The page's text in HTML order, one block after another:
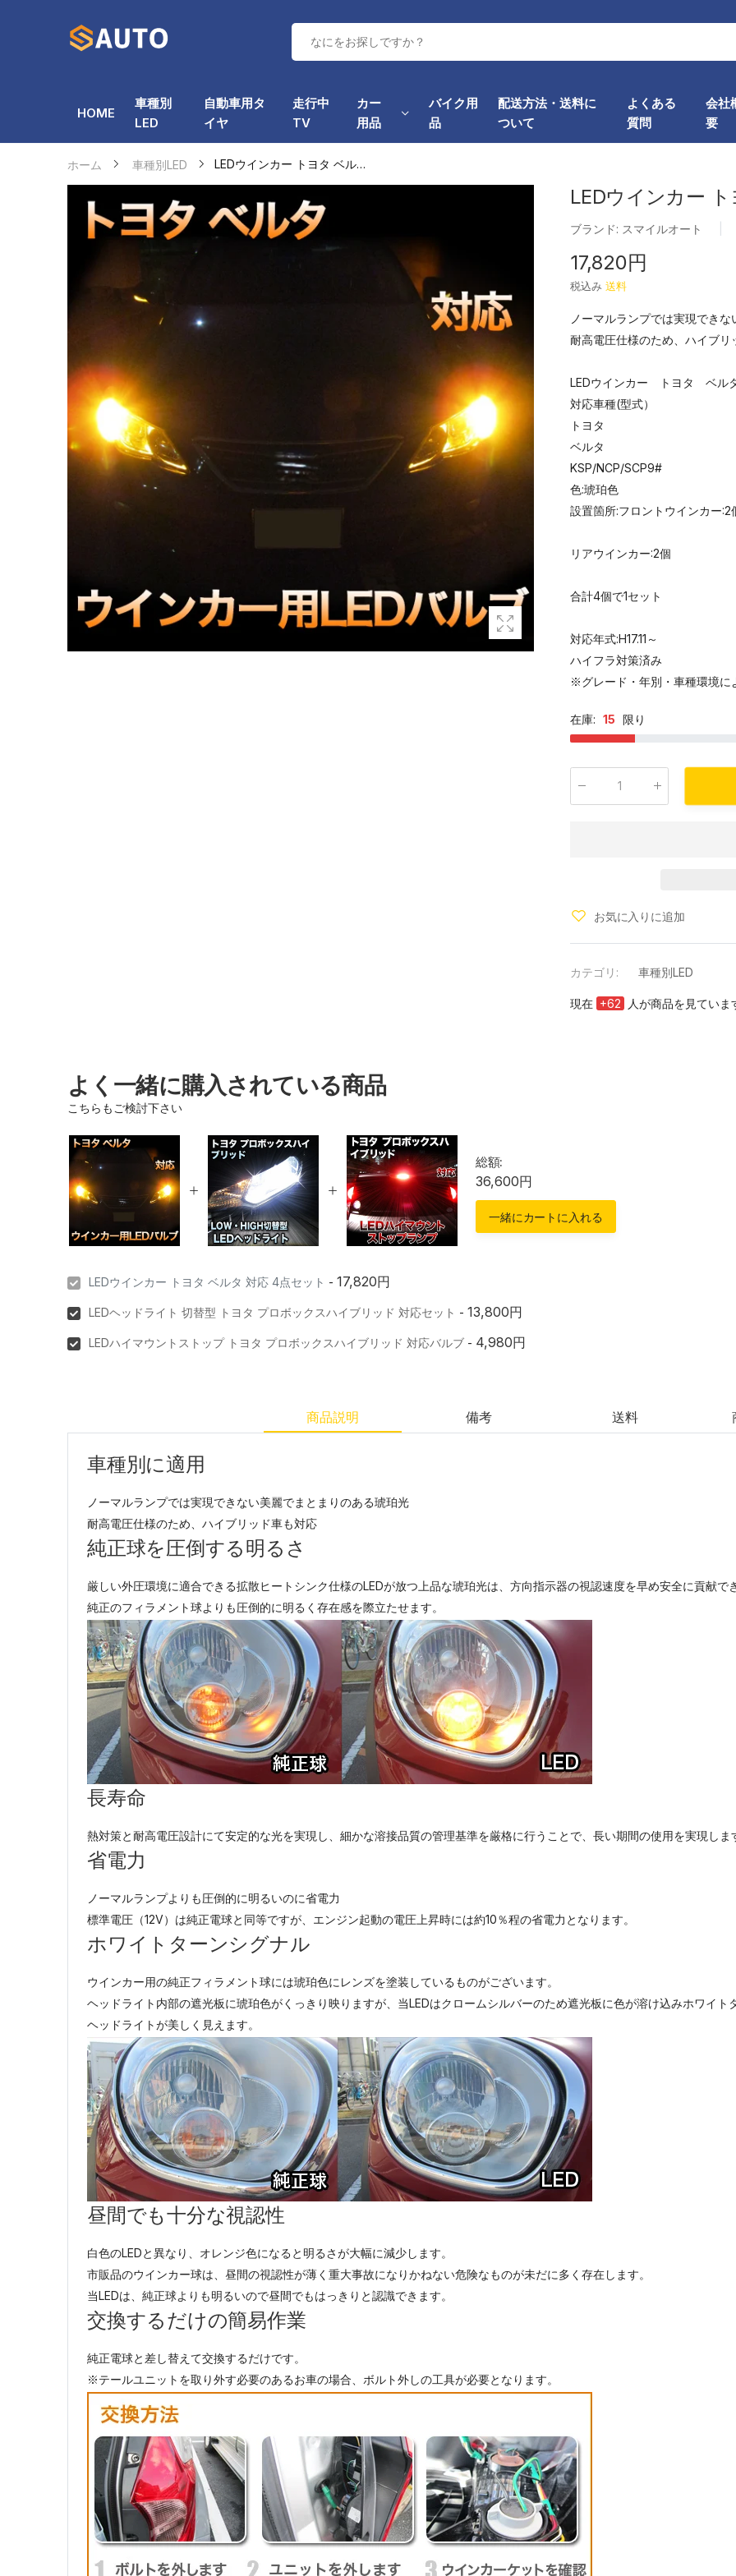
HOME
車種別
LED
自動車用タ
イヤ
走行中
TV
カー
用品
バイク用
品
配送方法・送料に
ついて
よくある
質問
会社
要
ホーム 車種別LED LEDウインカー トヨタ ベルタ 対応...
LEDウインカー
ブランド: スマイルオート
17,820円
税込み 送料
ノーマルランプでは実現でき
耐高電圧仕様のため、ハイブリ
LEDウインカー トヨタ ベル
対応車種(型式）
トヨタ
ベルタ
KSP/NCP/SCP9#
色:琥珀色
設置箇所:フロントウインカー:2
リアウインカー:2個
合計4個で1セット
対応年式:H17.11～
ハイフラ対策済み
※グレード・年別・車種環境に
在庫: 15 限り
お気に入りに追加
カテゴリ: 車種別LED
現在 +62 人が商品を見ていま
よく一緒に購入されている商品
こちらもご検討下さい
総額:
36,600円
一緒にカートに入れる
LEDウインカー トヨタ ベルタ 対応 4点セット - 17,820円
LEDヘッドライト 切替型 トヨタ プロボックスハイブリッド 対応セット - 13,800円
LEDハイマウントストップ トヨタ プロボックスハイブリッド 対応バルブ - 4,980円
商品説明 備考 送料
車種別に適用
ノーマルランプでは実現できない美麗でまとまりのある琥珀光
耐高電圧仕様のため、ハイブリッド車も対応
純正球を圧倒する明るさ
厳しい外圧環境に適合できる拡散ヒートシンク仕様のLEDが放つ上品な琥珀光は、方向指示器の視認速度を早め安全に貢献で
純正のフィラメント球よりも圧倒的に明るく存在感を際立たせます。
長寿命
熱対策と耐高電圧設計にて安定的な光を実現し、細かな溶接品質の管理基準を厳格に行うことで、長い期間の使用を実現しま
省電力
ノーマルランプよりも圧倒的に明るいのに省電力
標準電圧（12V）は純正電球と同等ですが、エンジン起動の電圧上昇時には約10％程の省電力となります。
ホワイトターンシグナル
ウインカー用の純正フィラメント球には琥珀色にレンズを塗装しているものがございます。
ヘッドライト内部の遮光板に琥珀色がくっきり映りますが、当LEDはクロームシルバーのため遮光板に色が溶け込みホワイト
ヘッドライトが美しく見えます。
昼間でも十分な視認性
白色のLEDと異なり、オレンジ色になると明るさが大幅に減少します。
市販品のウインカー球は、昼間の視認性が薄く重大事故になりかねない危険なものが未だに多く存在します。
当LEDは、純正球よりも明るいので昼間でもはっきりと認識できます。
交換するだけの簡易作業
純正電球と差し替えて交換するだけです。
※テールユニットを取り外す必要のあるお車の場合、ボルト外しの工具が必要となります。